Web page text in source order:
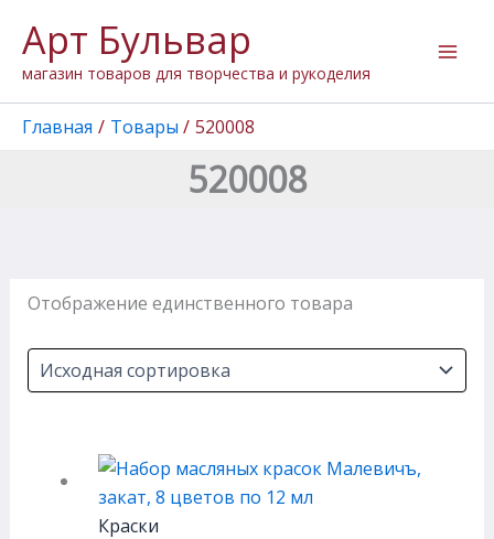
содержимому
Арт Бульвар
магазин товаров для творчества и рукоделия
Главная Товары 520008
520008
Отображение единственного товара
Краски